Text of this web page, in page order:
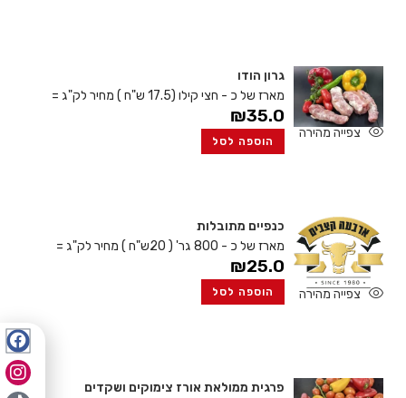
צפייה מהירה
גרון הודו
מארז של כ - חצי קילו (17.5 ש"ח )
מחיר לק"ג =
₪35.0
הוספה לסל
צפייה מהירה
כנפיים מתובלות
מארז של כ - 800 גר' ( 20ש"ח )
מחיר לק"ג =
₪25.0
הוספה לסל
פרגית ממולאת אורז צימוקים ושקדים